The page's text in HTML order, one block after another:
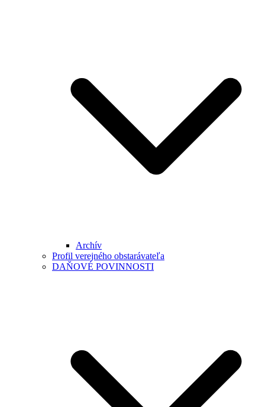
Archív
Profil verejného obstarávateľa
DAŇOVÉ POVINNOSTI